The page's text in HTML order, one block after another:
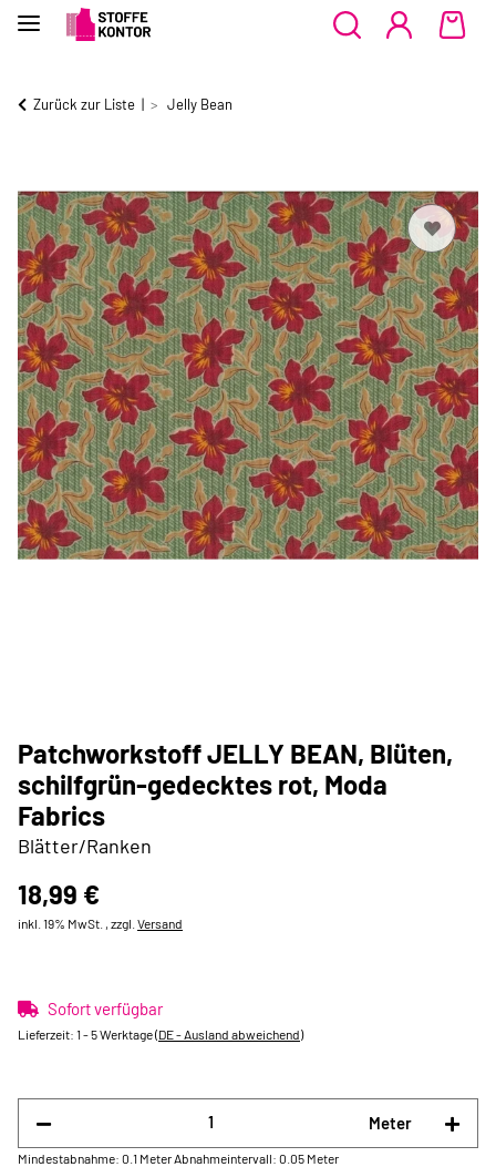
Zurück zur Liste Jelly Bean
Patchworkstoff JELLY BEAN, Blüten,
schilfgrün-gedecktes rot, Moda
Fabrics
Blätter/Ranken
18,99 €
inkl. 19% MwSt. , zzgl. Versand
Sofort verfügbar
Lieferzeit: 1 - 5 Werktage(DE - Ausland abweichend)
Meter
Mindestabnahme: 0.1 Meter Abnahmeintervall: 0.05 Meter